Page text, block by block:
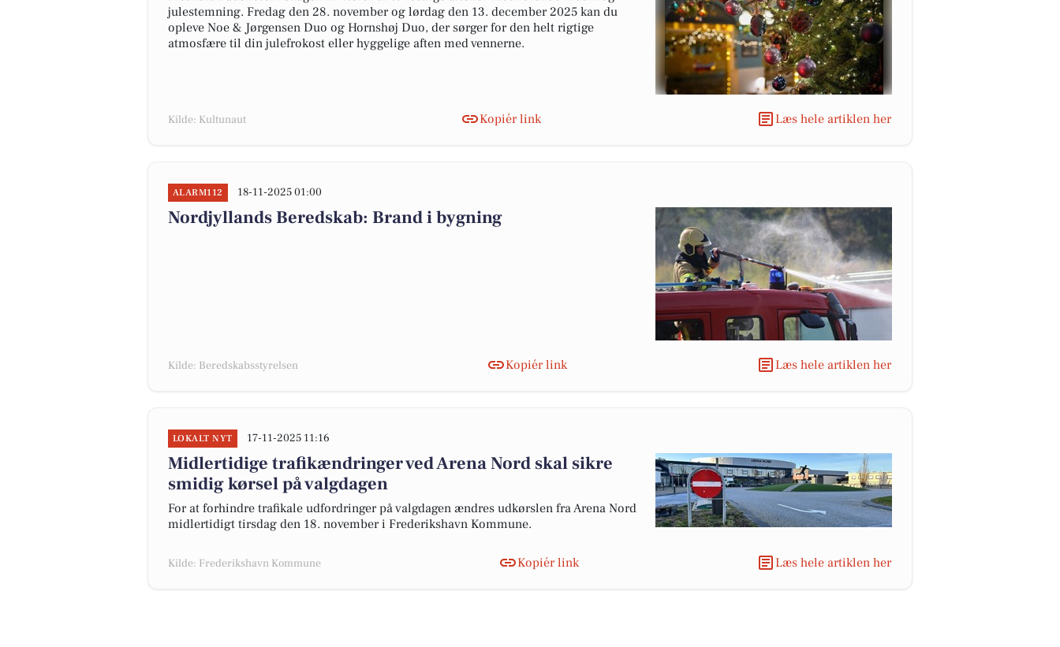
julestemning. Fredag den 28. november og lørdag den 13. december 2025 kan du
opleve Noe & Jørgensen Duo og Hornshøj Duo, der sørger for den helt rigtige
atmosfære til din julefrokost eller hyggelige aften med vennerne.
Kilde: Kultunaut Kopiér link Læs hele artiklen her
ALARM112 18-11-2025 01:00
Nordjyllands Beredskab: Brand i bygning
Kilde: Beredskabsstyrelsen Kopiér link Læs hele artiklen her
LOKALT NYT 17-11-2025 11:16
Midlertidige trafikændringer ved Arena Nord skal sikre
smidig kørsel på valgdagen
For at forhindre trafikale udfordringer på valgdagen ændres udkørslen fra Arena Nord
midlertidigt tirsdag den 18. november i Frederikshavn Kommune.
Kilde: Frederikshavn Kommune Kopiér link Læs hele artiklen her